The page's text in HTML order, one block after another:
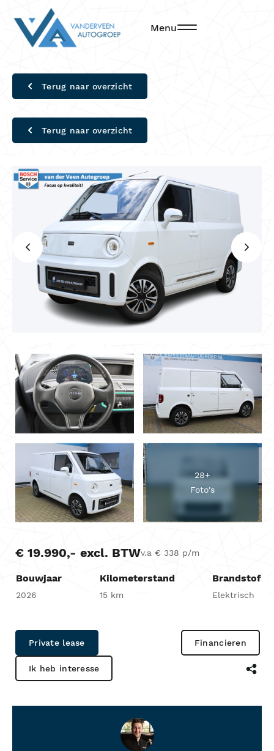
Menu
Terug naar overzicht
Terug naar overzicht
€ 19.990,- excl. BTWv.a € 338 p/m
Bouwjaar
2026
Kilometerstand
15 km
Brandstof
Elektrisch
Private lease Financieren
Ik heb interesse
28+
Foto's